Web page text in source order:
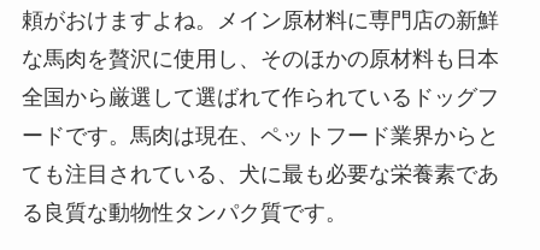
頼がおけますよね。メイン原材料に専門店の新鮮
な馬肉を贅沢に使用し、そのほかの原材料も日本
全国から厳選して選ばれて作られているドッグフ
ードです。馬肉は現在、ペットフード業界からと
ても注目されている、犬に最も必要な栄養素であ
る良質な動物性タンパク質です。